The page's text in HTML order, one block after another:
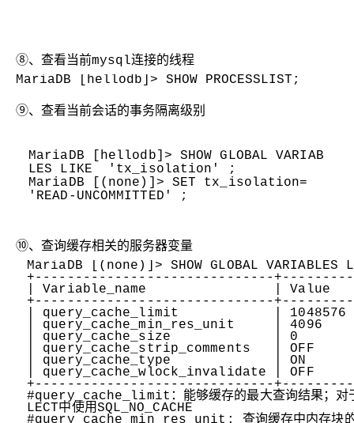
⑧、查看当前mysql连接的线程
MariaDB [hellodb]> SHOW PROCESSLIST;
⑨、查看当前会话的事务隔离级别
MariaDB [hellodb]> SHOW GLOBAL VARIAB
LES LIKE
'tx_isolation'
;
MariaDB [(none)]> SET tx_isolation=
'READ-UNCOMMITTED'
;
⑩、查询缓存相关的服务器变量
MariaDB [(none)]> SHOW GLOBAL VARIABLES
+------------------------------+---------
| Variable_name | Value
+------------------------------+---------
| query_cache_limit | 1048576
| query_cache_min_res_unit | 4096
| query_cache_size | 0
| query_cache_strip_comments |
| query_cache_type | ON
| query_cache_wlock_invalidate |
+------------------------------+---------
#query_cache_limit：能够缓存的最大查询结果；对
LECT中使用SQL_NO_CACHE
#query_cache_min_res_unit: 查询缓存中内存块的